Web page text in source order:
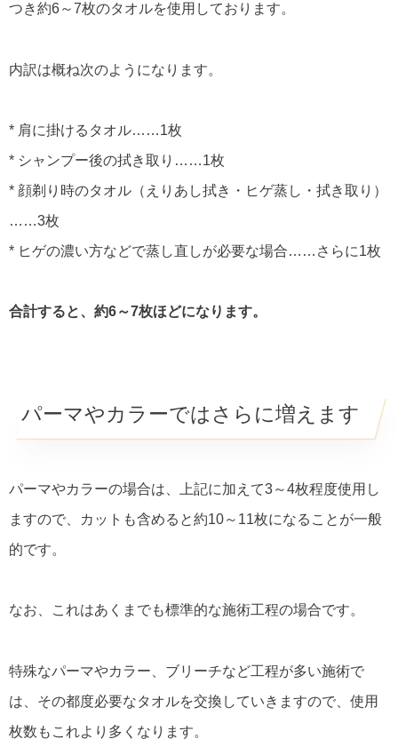
つき約6～7枚のタオルを使用しております。
内訳は概ね次のようになります。
* 肩に掛けるタオル……1枚
* シャンプー後の拭き取り……1枚
* 顔剃り時のタオル（えりあし拭き・ヒゲ蒸し・拭き取り）
……3枚
* ヒゲの濃い方などで蒸し直しが必要な場合……さらに1枚
合計すると、約6～7枚ほどになります。
パーマやカラーではさらに増えます
パーマやカラーの場合は、上記に加えて3～4枚程度使用し
ますので、カットも含めると約10～11枚になることが一般
的です。
なお、これはあくまでも標準的な施術工程の場合です。
特殊なパーマやカラー、ブリーチなど工程が多い施術で
は、その都度必要なタオルを交換していきますので、使用
枚数もこれより多くなります。